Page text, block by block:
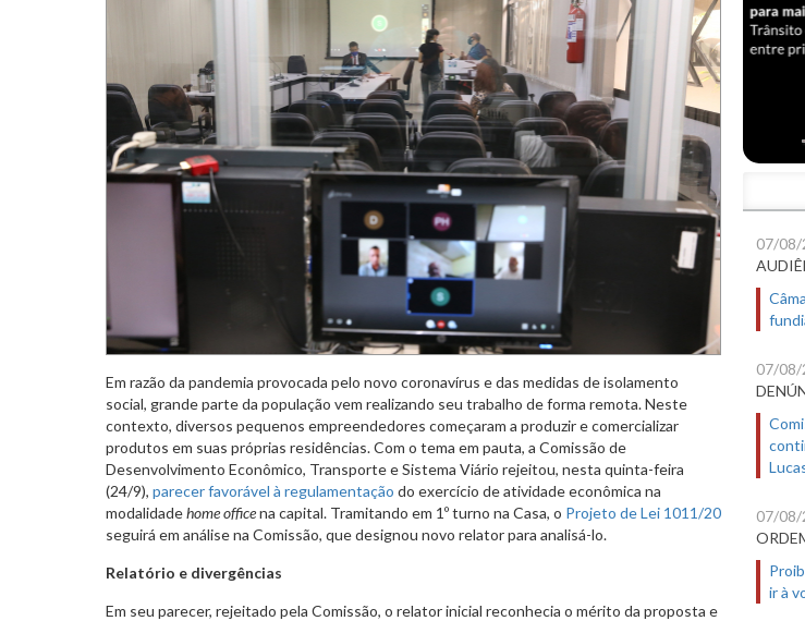
Em razão da pandemia provocada pelo novo coronavírus e das medidas de isolamento
social, grande parte da população vem realizando seu trabalho de forma remota. Neste
contexto, diversos pequenos empreendedores começaram a produzir e comercializar
produtos em suas próprias residências.Com o tema em pauta, a Comissão de
Desenvolvimento Econômico, Transporte e Sistema Viário rejeitou, nesta quinta-feira
(24/9), parecer favorável à regulamentação do exercício de atividade econômica na
modalidadehome officena capital. Tramitando em 1º turno na Casa, o Projeto de Lei 1011/20
seguirá em análise na Comissão, que designou novo relator para analisá-lo.
Relatório e divergências
Em seu parecer, rejeitado pela Comissão, o relator inicial reconhecia o mérito da proposta e
07/08/
07/08/
07/08/
ir à